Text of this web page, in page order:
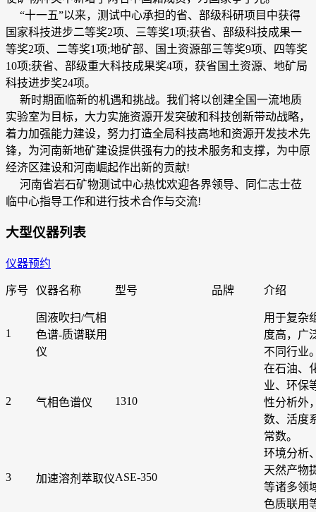
“十一五”以来，测试中心承担的省、部级科研项目中获得
国家科技进步二等奖2项、三等奖1项;获省、部级科技成果一
等奖2项、二等奖1项;地矿部、国土资源部三等奖9项、四等奖
10项;获省、部级重大科技成果奖4项，获省国土资源、地矿局
科技进步奖24项。
新时期面临新的机遇和挑战。我们将以创建全国一流地质
实验室为目标，大力实施资源开发突破和科技创新带动战略，
着力加强能力建设，努力打造全局科技高地和资源开发技术先
锋，为河南新地矿建设提供强有力的技术服务和支撑，为中原
经济区建设和河南崛起作出新的贡献!
河南省岩石矿物测试中心热忱欢迎各界领导、同仁志士莅
临中心指导工作和进行技术合作与交流!
大型仪器列表
仪器预约
序号 仪器名称 型号 品牌 介绍
1
固液吹扫/气相
色谱-质谱联用
仪
用于复杂
度高，广
不同行业
2 气相色谱仪 1310
在石油、
业、环保
性分析外
数、活度
常数。
3 加速溶剂萃取仪ASE-350
环境分析
天然产物
等诸多领
色质联用